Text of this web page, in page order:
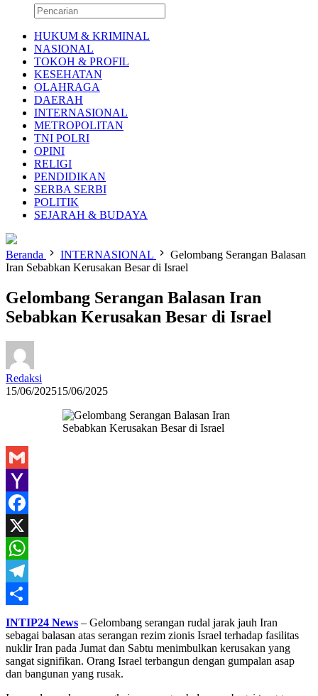
HUKUM & KRIMINAL
NASIONAL
TOKOH & PROFIL
KESEHATAN
OLAHRAGA
DAERAH
INTERNASIONAL
METROPOLITAN
TNI POLRI
OPINI
RELIGI
PENDIDIKAN
SERBA SERBI
POLITIK
SEJARAH & BUDAYA
Beranda INTERNASIONAL
Gelombang Serangan Balasan
Iran Sebabkan Kerusakan Besar di Israel
Gelombang Serangan Balasan Iran
Sebabkan Kerusakan Besar di Israel
Redaksi
15/06/202515/06/2025
Gmail
Yahoo
Mail
Facebook
X
WhatsApp
Telegram
Share
INTIP24 News – Gelombang serangan rudal jarak jauh Iran
sebagai balasan atas serangan rezim zionis Israel terhadap fasilitas
nuklir Iran pada Jumat dan Sabtu menimbulkan kerusakan yang
sangat signifikan. Orang Israel terbangun dengan gumpalan asap
dan bangunan yang rusak.